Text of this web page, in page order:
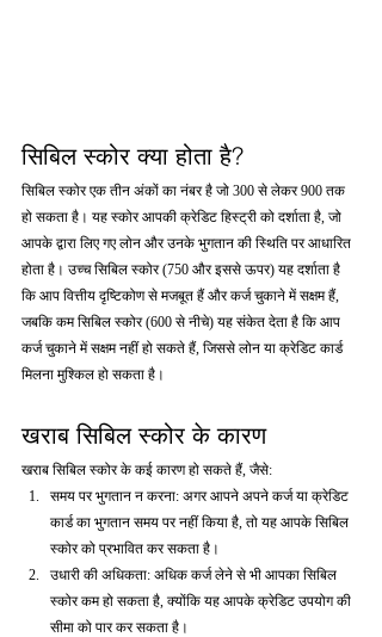
सिबिल स्कोर क्या होता है?
सिबिल स्कोर एक तीन अंकों का नंबर है जो 300 से लेकर 900 तक
हो सकता है। यह स्कोर आपकी क्रेडिट हिस्ट्री को दर्शाता है, जो
आपके द्वारा लिए गए लोन और उनके भुगतान की स्थिति पर आधारित
होता है। उच्च सिबिल स्कोर (750 और इससे ऊपर) यह दर्शाता है
कि आप वित्तीय दृष्टिकोण से मजबूत हैं और कर्ज चुकाने में सक्षम हैं,
जबकि कम सिबिल स्कोर (600 से नीचे) यह संकेत देता है कि आप
कर्ज चुकाने में सक्षम नहीं हो सकते हैं, जिससे लोन या क्रेडिट कार्ड
मिलना मुश्किल हो सकता है।
खराब सिबिल स्कोर के कारण
खराब सिबिल स्कोर के कई कारण हो सकते हैं, जैसे:
समय पर भुगतान न करना: अगर आपने अपने कर्ज या क्रेडिट
कार्ड का भुगतान समय पर नहीं किया है, तो यह आपके सिबिल
स्कोर को प्रभावित कर सकता है।
उधारी की अधिकता: अधिक कर्ज लेने से भी आपका सिबिल
स्कोर कम हो सकता है, क्योंकि यह आपके क्रेडिट उपयोग की
सीमा को पार कर सकता है।